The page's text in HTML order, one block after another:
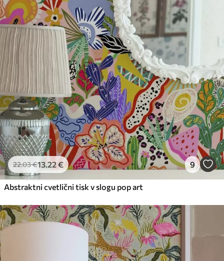
Način uporabe Brezhibna uporaba
Razpoložljivi materiali
Standard
45 .00 27.00 /m²
Premium
56.6734.00€/m²
Premium vinil
65.00 39.00€/m²
22.03€13.22€ 9
Abstraktni cvetlični tisk v slogu pop art